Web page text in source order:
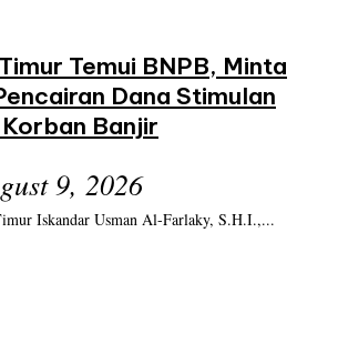
Temui BNPB, Minta
Dana Stimulan
Banjir
9, 2026
Iskandar Usman Al-Farlaky, S.H.I.,...